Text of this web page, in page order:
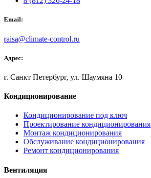
Email:
raisa@climate-control.ru
Адрес:
г. Санкт Петербург, ул. Шаумяна 10
Кондиционирование
Кондиционирование под ключ
Проектирование кондиционирования
Монтаж кондиционирования
Обслуживание кондиционирования
Ремонт кондиционирования
Вентиляция